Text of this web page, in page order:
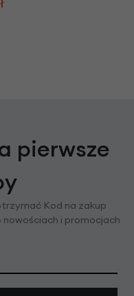
pierwsze
Kod na zakup
nowościach i promocjach